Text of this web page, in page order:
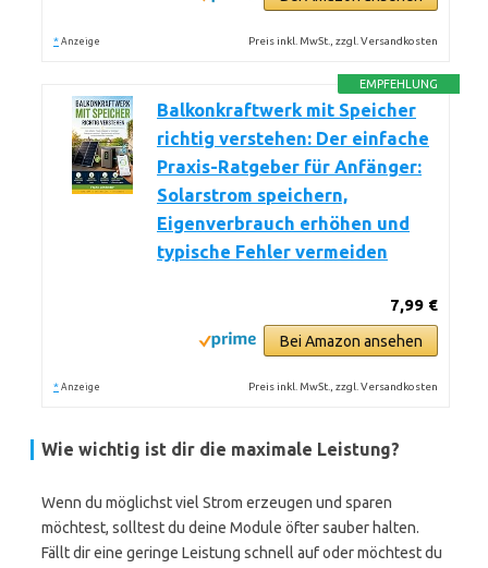
* Anzeige Preis inkl. MwSt., zzgl. Versandkosten
EMPFEHLUNG
Balkonkraftwerk mit Speicher
richtig verstehen: Der einfache
Praxis-Ratgeber für Anfänger:
Solarstrom speichern,
Eigenverbrauch erhöhen und
typische Fehler vermeiden
7,99 €
Bei Amazon ansehen
* Anzeige Preis inkl. MwSt., zzgl. Versandkosten
Wie wichtig ist dir die maximale Leistung?
Wenn du möglichst viel Strom erzeugen und sparen
möchtest, solltest du deine Module öfter sauber halten.
Fällt dir eine geringe Leistung schnell auf oder möchtest du